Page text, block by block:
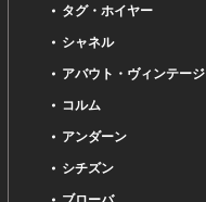
タグ・ホイヤー
シャネル
アバウト・ヴィンテージ
コルム
アンダーン
シチズン